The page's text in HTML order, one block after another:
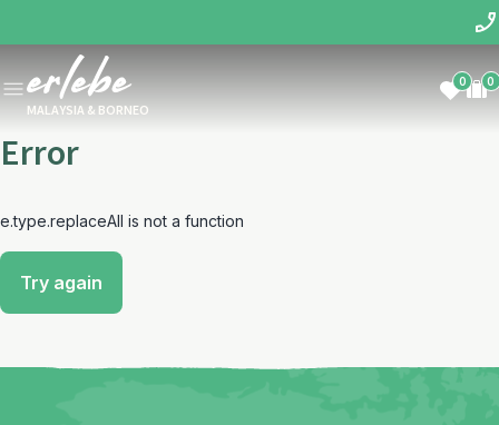
MALAYSIA & BORNEO
0 0
Error
e.type.replaceAll is not a function
Try again